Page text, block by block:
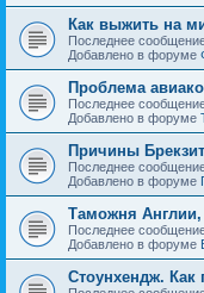
Как выжить на
Последнее
Добавлено в форуме
Проблема
Последнее
Добавлено в форуме
Причины
Последнее
Добавлено в форуме
Таможня
Последнее
Добавлено в форуме
Стоунхендж. Как